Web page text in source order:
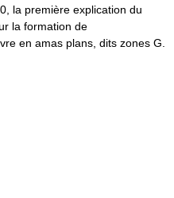
la première explication du
la formation de
en amas plans, dits zones G.